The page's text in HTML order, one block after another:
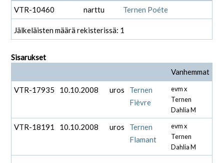
VTR-10460
narttu Ternen Poéte
Jälkeläisten määrä rekisterissä: 1
Sisarukset
Vanhemmat
VTR-17935
10.10.2008 uros
Ternen
Fièvre
evm x
Ternen
Dahlia M
VTR-18191 10.10.2008 uros
Ternen
Flamant
evm x
Ternen
Dahlia M